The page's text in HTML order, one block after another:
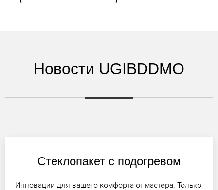
Новости UGIBDDMO
Стеклопакет с подогревом
Инновации для вашего комфорта от мастера. Только